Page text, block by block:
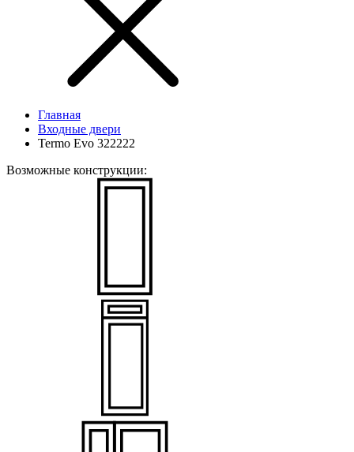
Главная
Входные двери
Termo Evo 322222
Возможные конструкции: